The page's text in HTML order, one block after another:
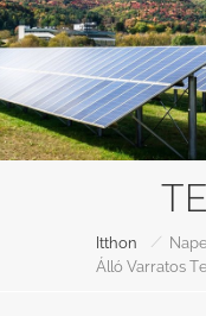
Itthon /
Álló Varratos